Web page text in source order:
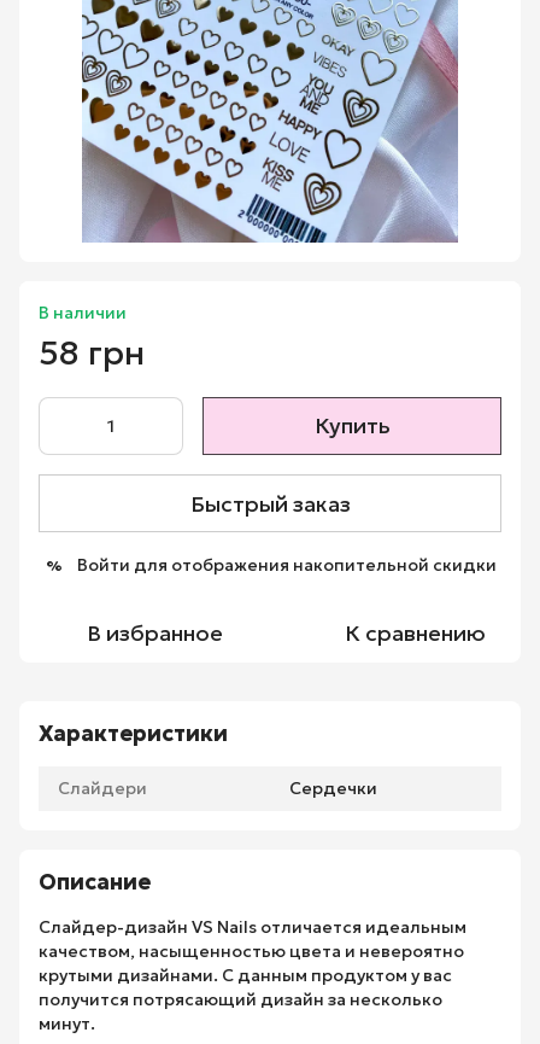
В наличии
58 грн
Купить
Быстрый заказ
% Войти для отображения накопительной скидки
В избранное К сравнению
Характеристики
Слайдери Сердечки
Описание
Слайдер-дизайн VS Nails отличается идеальным
качеством, насыщенностью цвета и невероятно
крутыми дизайнами. С данным продуктом у вас
получится потрясающий дизайн за несколько
минут.